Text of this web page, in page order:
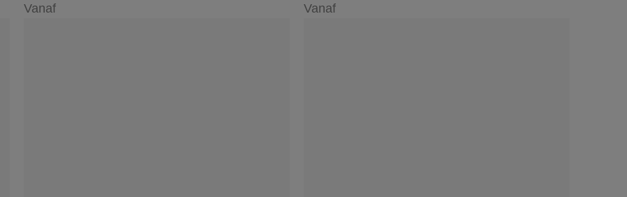
Vanaf Vanaf